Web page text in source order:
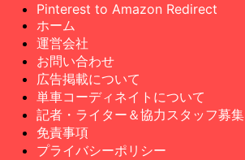
Pinterest to Amazon Redirect
ホーム
運営会社
お問い合わせ
広告掲載について
単車コーディネイトについて
記者・ライター＆協力スタッフ募集
免責事項
プライバシーポリシー